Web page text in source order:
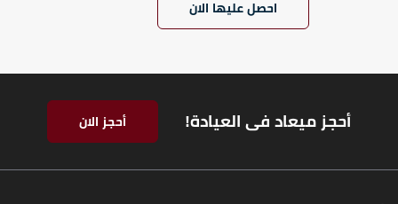
احصل عليها الان
أحجز ميعاد فى العيادة! أحجز الان